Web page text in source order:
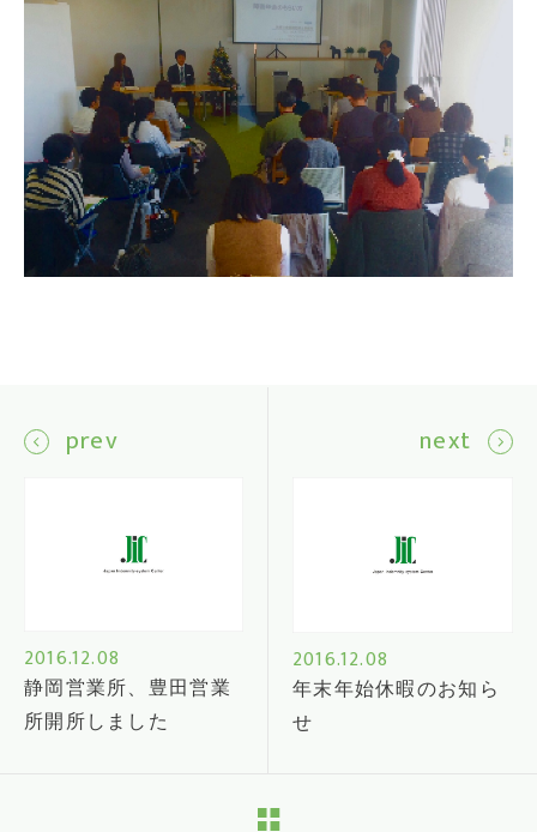
prev
2016.12.08
静岡営業所、豊田営業
所開所しました
next
2016.12.08
年末年始休暇のお知ら
せ